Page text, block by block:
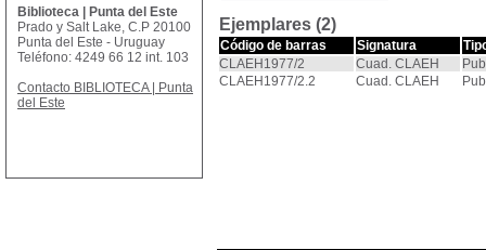
Ejemplares (2)
Código de barras Signatura
CLAEH1977/2
Cuad. CLAEH
CLAEH1977/2.2
Cuad. CLAEH
Biblioteca | Punta del Este
Prado y Salt Lake, C.P 20100
Punta del Este - Uruguay
Teléfono: 4249 66 12 int. 103
Contacto BIBLIOTECA | Punta
del Este